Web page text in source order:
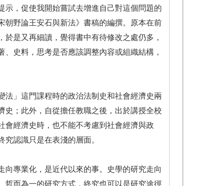
，促使我開始嘗試去增進自己對這個問題的
朝野論王安石與新法》書稿的編撰。原本在前
是又再細讀，覺得書中有待修改之處仍多，
史料，思考是否應該調整內容或組織結構，
」這門課程時的政治法制史和社會經濟史兩
；此外，自從擔任教職之後，出於講授全校
會經濟史時，也不能不考慮到社會經濟與政
認識只是在表淺的層面。
專業化，是近代以來的事。史學的研究走向
而為一的研究方式，終究也可以是研究途徑